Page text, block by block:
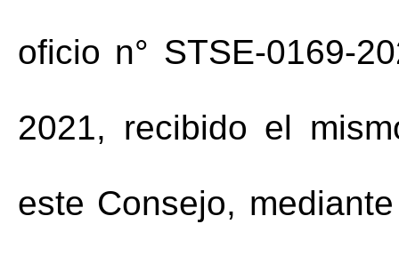
oficio n° STSE-0169-
2021, recibido el
este Consejo,